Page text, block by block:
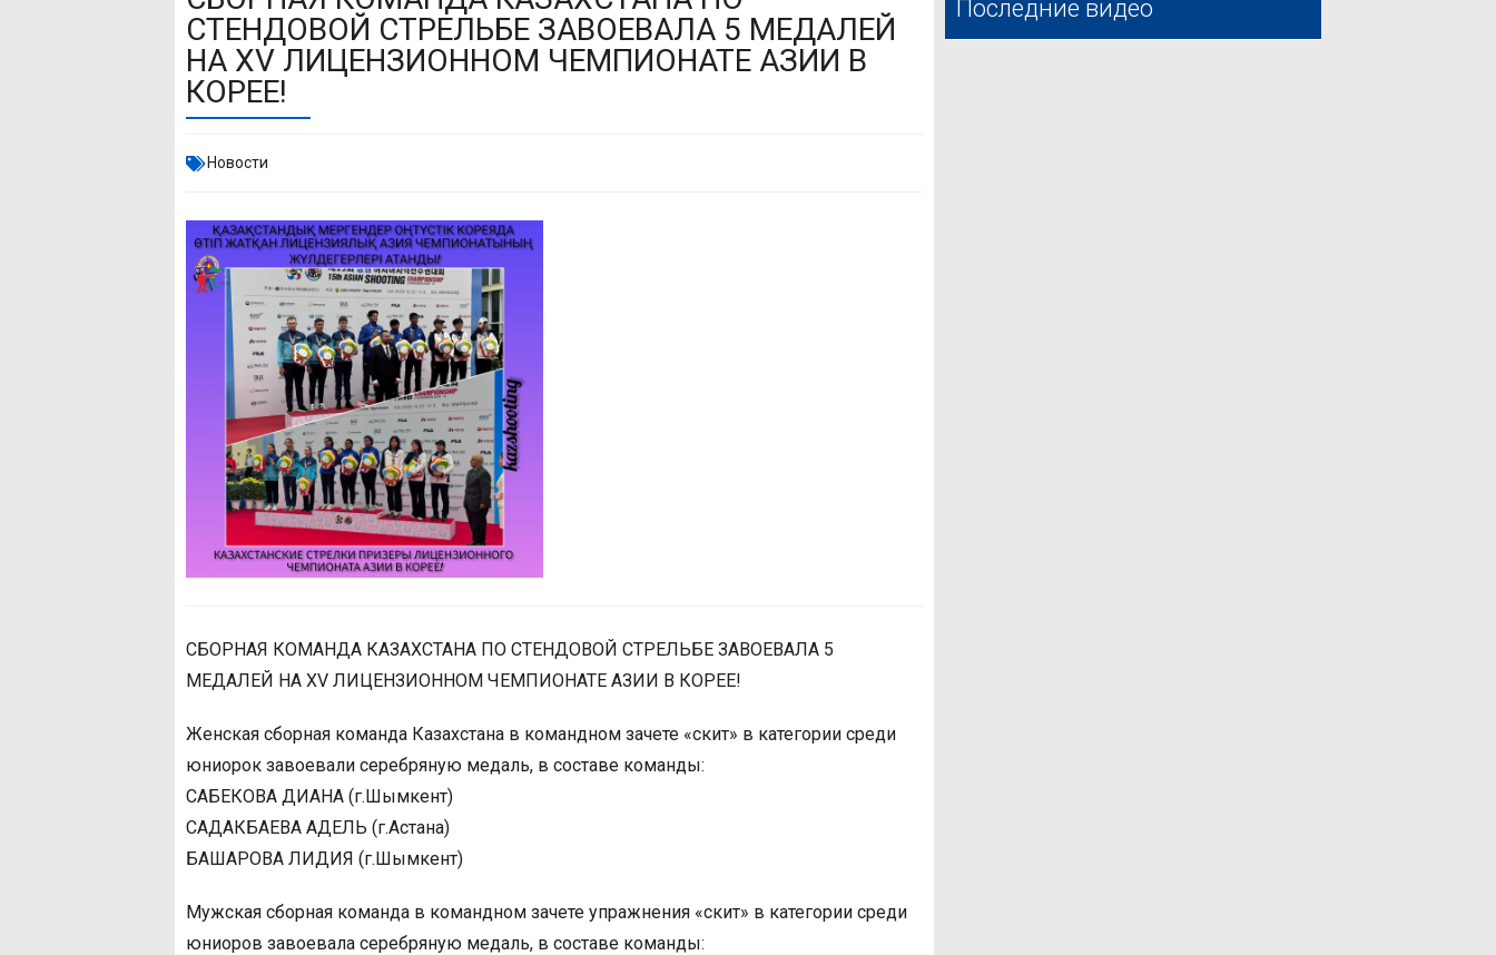
СТЕНДОВОЙ СТРЕЛЬБЕ ЗАВОЕВАЛА 5 МЕДАЛЕЙ
НА XV ЛИЦЕНЗИОННОМ ЧЕМПИОНАТЕ АЗИИ В
КОРЕЕ!
Новости
СБОРНАЯ КОМАНДА КАЗАХСТАНА ПО СТЕНДОВОЙ СТРЕЛЬБЕ ЗАВОЕВАЛА 5
МЕДАЛЕЙ НА XV ЛИЦЕНЗИОННОМ ЧЕМПИОНАТЕ АЗИИ В КОРЕЕ!
Женская сборная команда Казахстана в командном зачете «скит» в категории среди
юниорок завоевали серебряную медаль, в составе команды:
САБЕКОВА ДИАНА (г.Шымкент)
САДАКБАЕВА АДЕЛЬ (г.Астана)
БАШАРОВА ЛИДИЯ (г.Шымкент)
Мужская сборная команда в командном зачете упражнения «скит» в категории среди
юниоров завоевала серебряную медаль, в составе команды:
Последние видео